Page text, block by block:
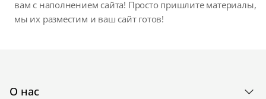
вам с наполнением сайта! Просто пришлите материалы,
мы их разместим и ваш сайт готов!
О нас